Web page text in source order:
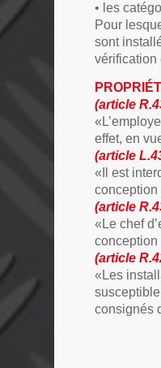
• les
Pour
sont
vérification
(article
effet, en
(article
«Il est
conception
(article
«Le chef
conception
(article
«Les
consignés